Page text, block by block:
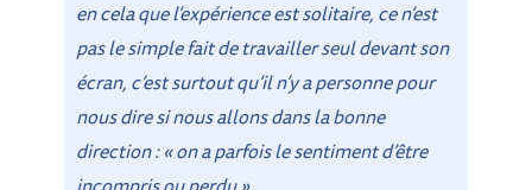
en cela que l’expérience est solitaire, ce n’est
pas le simple fait de travailler seul devant son
écran, c’est surtout qu’il n’y a personne pour
nous dire si nous allons dans la bonne
direction : « on a parfois le sentiment d’être